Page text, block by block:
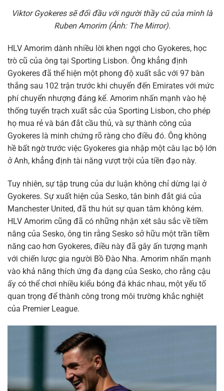
Viktor Gyokeres sẽ đối đầu với người thầy cũ của mình là
Ruben Amorim (Ảnh: The Mirror).
HLV Amorim dành nhiều lời khen ngợi cho Gyokeres, học
trò cũ của ông tại Sporting Lisbon. Ông khẳng định
Gyokeres đã thể hiện một phong độ xuất sắc với 97 bàn
thắng sau 102 trận trước khi chuyển đến Emirates với mức
phí chuyển nhượng đáng kể. Amorim nhấn mạnh vào hệ
thống tuyển trạch xuất sắc của Sporting Lisbon, cho phép
họ mua rẻ và bán đắt cầu thủ, và sự thành công của
Gyokeres là minh chứng rõ ràng cho điều đó. Ông không
hề bất ngờ trước việc Gyokeres gia nhập một câu lạc bộ lớn
ở Anh, khẳng định tài năng vượt trội của tiền đạo này.
Tuy nhiên, sự tập trung của dư luận không chỉ dừng lại ở
Gyokeres. Sự xuất hiện của Sesko, tân binh đắt giá của
Manchester United, đã thu hút sự quan tâm không kém.
HLV Amorim cũng đã có những nhận xét sâu sắc về tiềm
năng của Sesko, ông tin rằng Sesko sở hữu một trần tiềm
năng cao hơn Gyokeres, điều này đã gây ấn tượng mạnh
với chiến lược gia người Bồ Đào Nha. Amorim nhấn mạnh
vào khả năng thích ứng đa dạng của Sesko, cho rằng cậu
ấy có thể chơi nhiều kiểu bóng đá khác nhau, một yếu tố
quan trọng để thành công trong môi trường khắc nghiệt
của Premier League.